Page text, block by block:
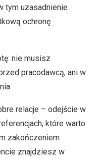
tym uzasadnienie
ochronę
nie musisz
pracodawcą, ani w
relacje – odejście w
które warto
zakończeniem
znajdziesz w